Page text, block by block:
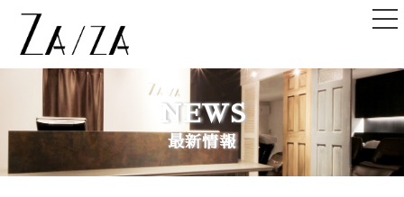
トップ
NEWS＆TOPICS
ニュース＆記事
NEWS
最新情報